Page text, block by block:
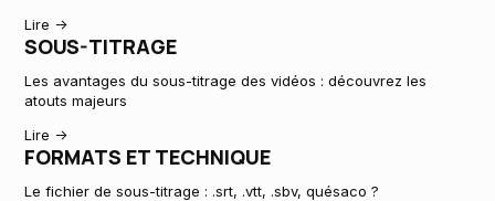
Lire ->
SOUS-TITRAGE
Les avantages du sous-titrage des vidéos : découvrez les
atouts majeurs
Lire ->
FORMATS ET TECHNIQUE
Le fichier de sous-titrage : .srt, .vtt, .sbv, quésaco ?